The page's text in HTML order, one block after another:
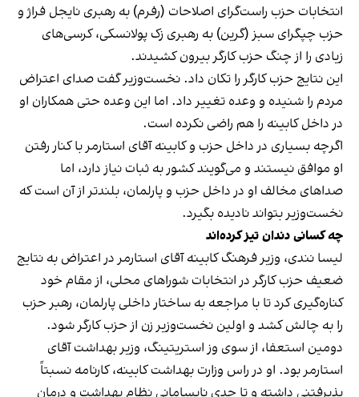
انتخابات حزب راست‌گرای اصلاحات (رفرم) به رهبری نایجل فراژ و
حزب چپگرای سبز (گرین) به رهبری زک پولانسکی، کرسی‌های
زیادی را از چنگ حزب کارگر بیرون کشیدند.
این نتایج حزب کارگر را تکان داد. نخست‌وزیر گفت صدای اعتراض
مردم را شنیده و وعده تغییر داد. اما این وعده حتی همکاران او
در داخل کابینه را هم راضی نکرده است.
اگرچه بسیاری در داخل حزب و کابینه آقای استارمر با کنار رفتن
او موافق نیستند و می‌گویند کشور به ثبات نیاز دارد، اما
صداهای مخالف او در داخل حزب و پارلمان، بلندتر از آن است که
نخست‌وزیر بتواند نادیده بگیرد.
چه کسانی دندان تیز کرده‌اند
لیسا نندی،‌ وزیر فرهنگ کابینه آقای استارمر در اعتراض به نتایج
ضعیف حزب کارگر در انتخابات شوراهای محلی، از مقام خود
کناره‌گیری کرد تا با مراجعه به ساختار داخلی پارلمان، رهبر حزب
را به چالش کشد و اولین نخست‌وزیر زن از حزب کارگر شود.
دومین استعفا، از سوی وز استریتینگ، وزیر بهداشت آقای
استارمر بود. او در راس وزارت بهداشت کابینه، کارنامه نسبتاً
پذیرفتنی داشته و تا حدی نابسامانی نظام بهداشت و درمان